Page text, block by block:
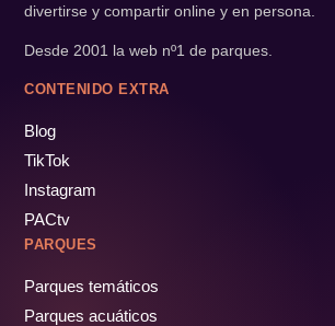
divertirse y compartir online y en persona.
Desde 2001 la web nº1 de parques.
CONTENIDO EXTRA
Blog
TikTok
Instagram
PACtv
PARQUES
Parques temáticos
Parques acuáticos